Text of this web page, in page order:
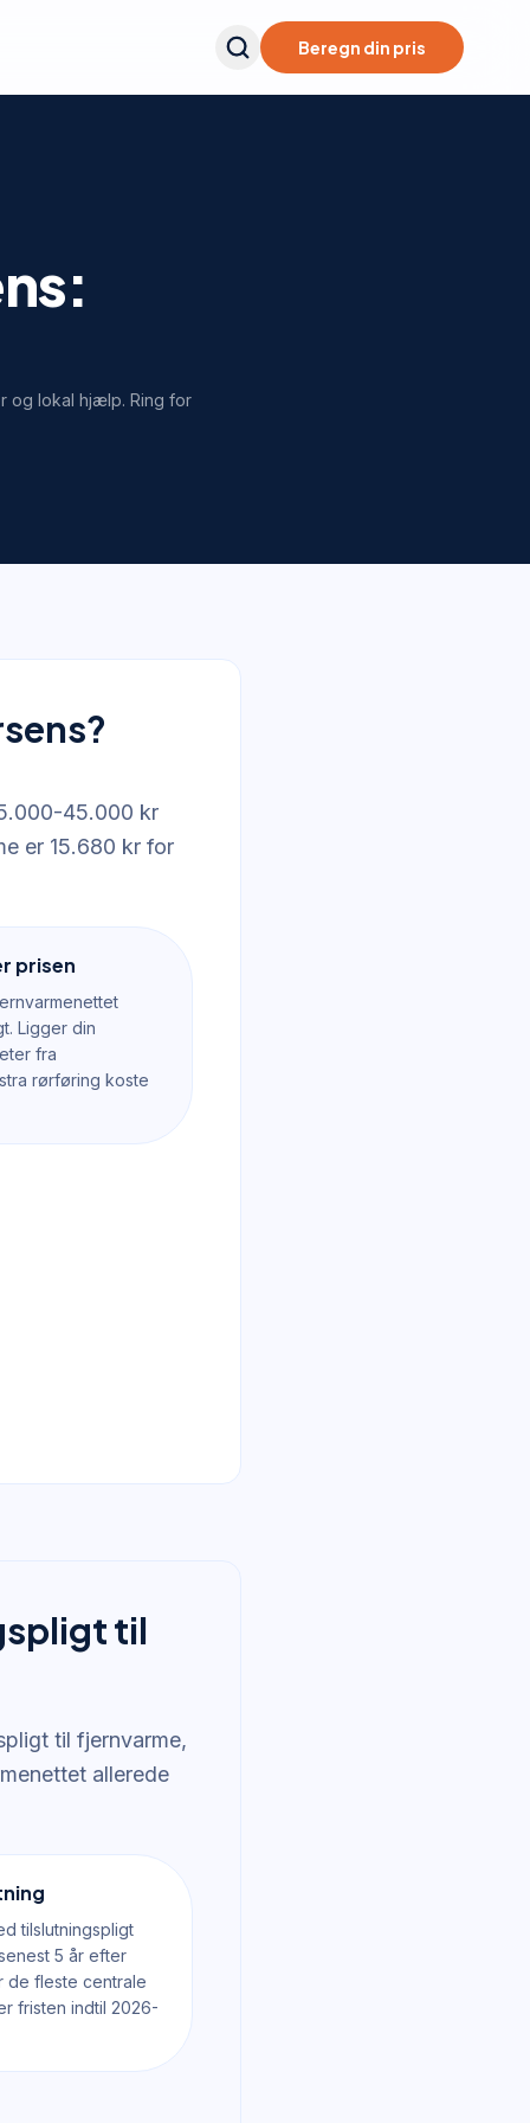
Beregn din pris
og lokal hjælp. Ring for
45.000 kr
er 15.680 kr for
prisen
Ligger din
fra
rørføring koste
til
til fjernvarme,
allerede
tilslutningspligt
5 år efter
de fleste centrale
fristen indtil 2026-